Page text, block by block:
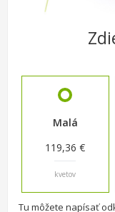
Malá
119,36 €
kvetov
Tu môžete napísať